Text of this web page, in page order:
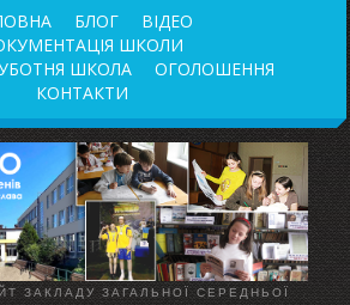
БЛОГ
ВІДЕО
ШКОЛИ
ШКОЛА
ОГОЛОШЕННЯ
КОНТАКТИ
ЗАКЛАДУ ЗАГАЛЬНОЇ СЕРЕДНЬОЇ